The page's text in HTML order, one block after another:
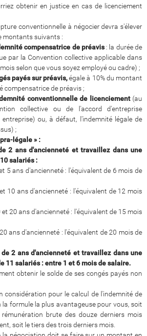
obtenir en justice en cas de licenciement
conventionnelle à négocier devra s'élever
montants suivants :
compensatrice de préavis: la durée de
par la Convention collective applicable dans
selon que vous soyez employé ou cadre) ;
payés sur préavis,égale à 10% du montant
compensatrice de préavis ;
conventionnelle de licenciement(au
collective ou de l'accord d'entreprise
ou, à défaut, l'indemnité légale de
;
légale » :
2 ans d'ancienneté et travaillez dans une
salariés :
5 ans d'ancienneté : l'équivalent de 6 mois de
10 ans d'ancienneté : l'équivalent de 12 mois
20 ans d'ancienneté : l'équivalent de 15 mois
ans d'ancienneté : l'équivalent de 20 mois de
2 ans d'ancienneté et travaillez dans une
11 salariés : entre 1 et 6 mois de salaire.
obtenir le solde de ses congés payés non
considération pour le calcul de l'indemnité de
la formule la plus avantageuse pour vous, soit
brute des douze derniers mois
soit le tiers des trois derniers mois.